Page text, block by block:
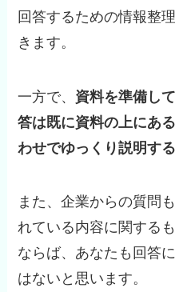
回答するための情報整
きます。
一方で、 資料を準備し
答は既に資料の上にあ
わせでゆっくり説明す
また、企業からの質問
れている内容に関する
ならば、あなたも回答
はないと思います。